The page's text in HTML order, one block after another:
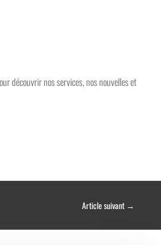
découvrir nos services, nos nouvelles et
Article suivant →